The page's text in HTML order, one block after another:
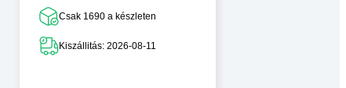
Csak 1690 a készleten
Kiszállitás: 2026-08-11